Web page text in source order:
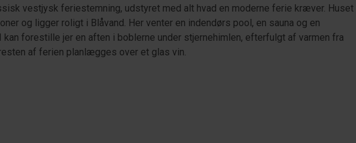
vestjysk feriestemning, udstyret med alt hvad en moderne ferie kræver. Huset
og ligger roligt i Blåvand. Her venter en indendørs pool, en sauna og en
kan forestille jer en aften i boblerne under stjernehimlen, efterfulgt af varmen fra
af ferien planlægges over et glas vin.